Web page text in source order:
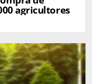
agricultores